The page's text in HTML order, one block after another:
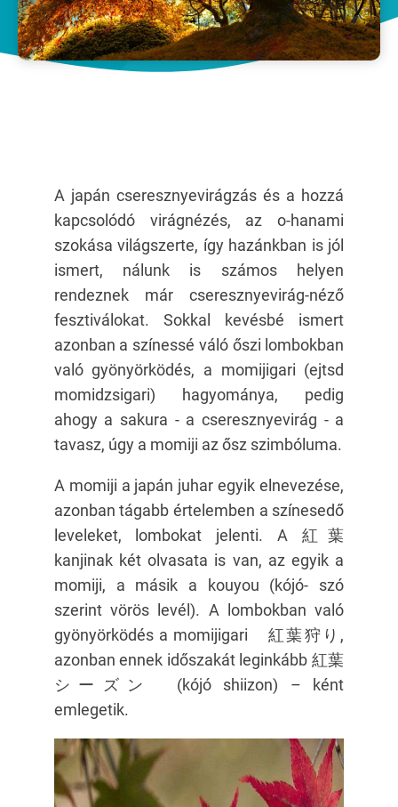
A japán cseresznyevirágzás és a hozzá
kapcsolódó virágnézés, az o-hanami
szokása világszerte, így hazánkban is jól
ismert, nálunk is számos helyen
rendeznek már cseresznyevirág-néző
fesztiválokat. Sokkal kevésbé ismert
azonban a színessé váló őszi lombokban
való gyönyörködés, a momijigari (ejtsd
momidzsigari) hagyománya, pedig
ahogy a sakura - a cseresznyevirág - a
tavasz, úgy a momiji az ősz szimbóluma.
A momiji a japán juhar egyik elnevezése,
azonban tágabb értelemben a színesedő
leveleket, lombokat jelenti. A 紅葉
kanjinak két olvasata is van, az egyik a
momiji, a másik a kouyou (kójó- szó
szerint vörös levél). A lombokban való
gyönyörködés a momijigari 紅葉狩り,
azonban ennek időszakát leginkább 紅葉
シーズン (kójó shiizon) – ként
emlegetik.